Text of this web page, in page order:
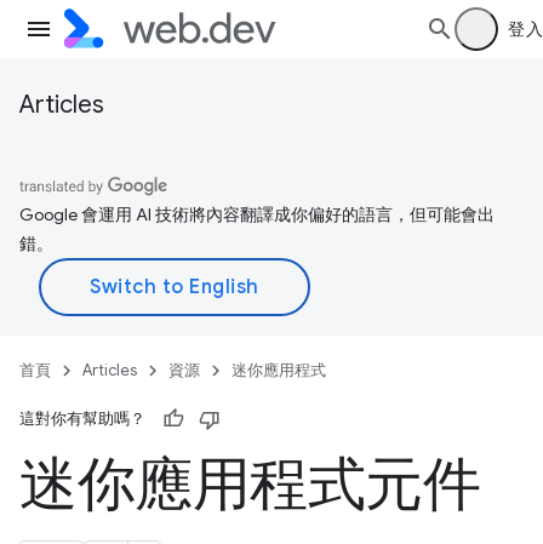
登入
Articles
Google 會運用 AI 技術將內容翻譯成你偏好的語言，但可能會出
錯。
首頁 Articles 資源 迷你應用程式
這對你有幫助嗎？
迷你應用程式元件